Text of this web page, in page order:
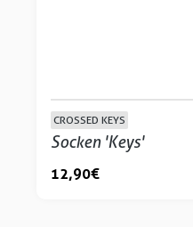
CROSSED KEYS
Socken 'Keys'
12,90 €